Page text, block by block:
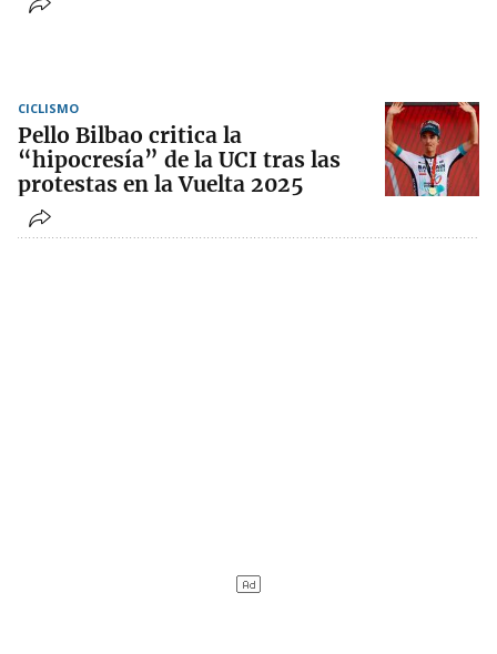
CICLISMO
Pello Bilbao critica la
“hipocresía” de la UCI tras las
protestas en la Vuelta 2025